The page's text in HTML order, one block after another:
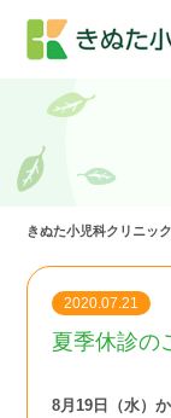
きぬた小児科クリニック
2020.07.21
夏季休診の
8月19日（水）